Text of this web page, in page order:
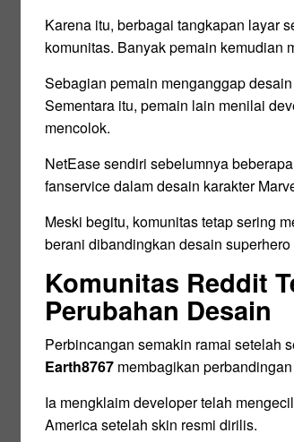
Karena itu, berbagai tangkapan layar
komunitas. Banyak pemain kemudian
Sebagian pemain menganggap
Sementara itu, pemain lain menilai
mencolok.
NetEase sendiri sebelumnya
fanservice dalam desain karakter
Meski begitu, komunitas tetap sering
berani dibandingkan desain
Komunitas Reddit
Perubahan Desain
Perbincangan semakin ramai setelah
Earth8767 membagikan
Ia mengklaim developer telah
America setelah skin resmi dirilis.